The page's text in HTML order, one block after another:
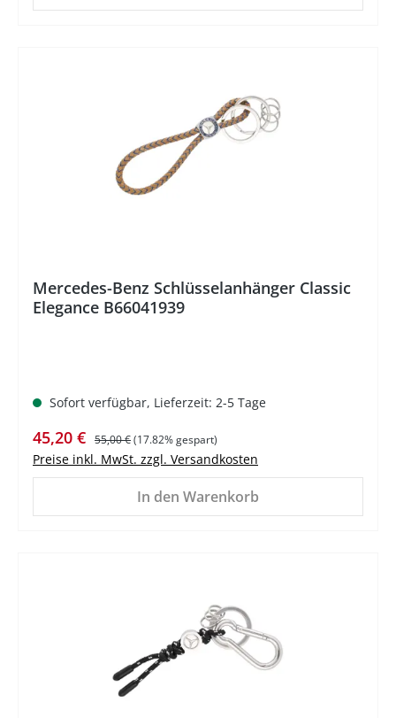
Mercedes-Benz Schlüsselanhänger Classic
Elegance B66041939
Sofort verfügbar, Lieferzeit: 2-5 Tage
Verkaufspreis:
45,20 € Regulärer Preis:
55,00 €(17.82% gespart)
Preise inkl. MwSt. zzgl. Versandkosten
In den Warenkorb